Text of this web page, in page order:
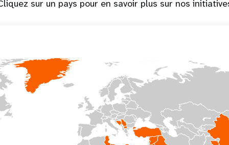
sur un pays pour en savoir plus sur nos